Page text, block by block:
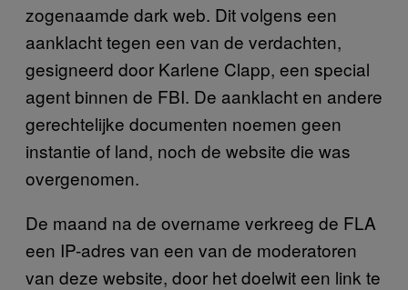
zogenaamde dark web. Dit volgens een
aanklacht tegen een van de verdachten,
gesigneerd door Karlene Clapp, een special
agent binnen de FBI. De aanklacht en andere
gerechtelijke documenten noemen geen
instantie of land, noch de website die was
overgenomen.
De maand na de overname verkreeg de FLA
een IP-adres van een van de moderatoren
van deze website, door het doelwit een link te